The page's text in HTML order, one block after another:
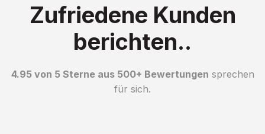
Zufriedene Kunden
berichten..
4.95 von 5 Sterne aus 500+ Bewertungen sprechen
für sich.